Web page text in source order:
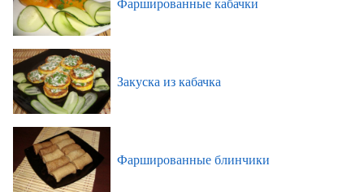
Закуска из кабачка
Фаршированные блинчики